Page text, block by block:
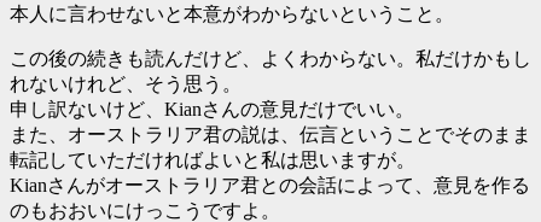
本人に言わせないと本意がわからないということ。
この後の続きも読んだけど、よくわからない。私だけかもし
れないけれど、そう思う。
申し訳ないけど、Kianさんの意見だけでいい。
また、オーストラリア君の説は、伝言ということでそのまま
転記していただければよいと私は思いますが。
Kianさんがオーストラリア君との会話によって、意見を作る
のもおおいにけっこうですよ。